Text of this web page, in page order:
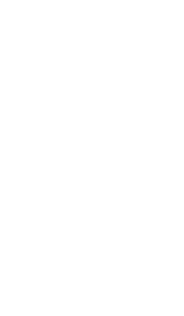
AS
LEFT
LEFT JOIN